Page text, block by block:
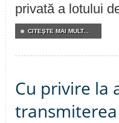
privată a lotului
CITEŞTE MAI MULT...
Cu privire la